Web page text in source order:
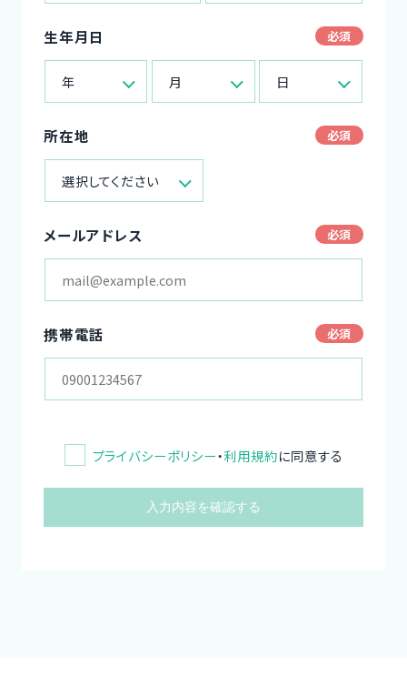
生年月日
年 月 日
所在地
選択してください
メールアドレス
携帯電話
プライバシーポリシー・利用規約に同意する
入力内容を確認する